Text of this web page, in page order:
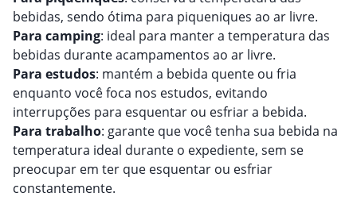
bebidas, sendo ótima para piqueniques ao ar livre.
Para camping: ideal para manter a temperatura das
bebidas durante acampamentos ao ar livre.
Para estudos: mantém a bebida quente ou fria
enquanto você foca nos estudos, evitando
interrupções para esquentar ou esfriar a bebida.
Para trabalho: garante que você tenha sua bebida na
temperatura ideal durante o expediente, sem se
preocupar em ter que esquentar ou esfriar
constantemente.